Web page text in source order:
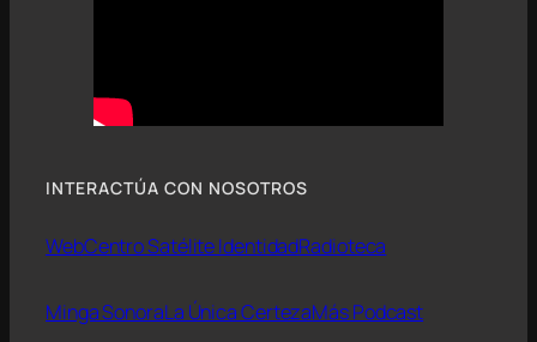
INTERACTÚA CON NOSOTROS
WebCentro Satélite IdentidadRadioteca
Minga SonoraLa Única CertezaMás Podcast